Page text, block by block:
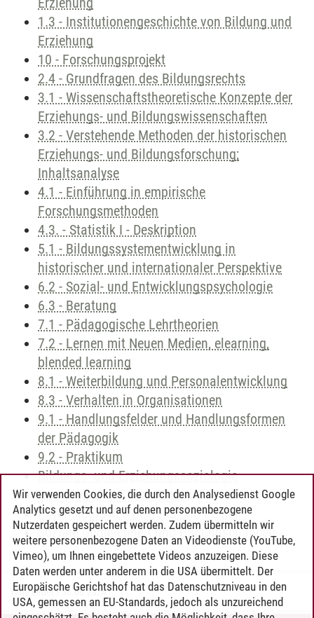
1.3 - Institutionengeschichte von Bildung und
Erziehung
10 - Forschungsprojekt
2.4 - Grundfragen des Bildungsrechts
3.1 - Wissenschaftstheoretische Konzepte der
Erziehungs- und Bildungswissenschaften
3.2 - Verstehende Methoden der historischen
Erziehungs- und Bildungsforschung;
Inhaltsanalyse
4.1 - Einführung in empirische
Forschungsmethoden
4.3. - Statistik I - Deskription
5.1 - Bildungssystementwicklung in
historischer und internationaler Perspektive
6.2 - Sozial- und Entwicklungspsychologie
6.3 - Beratung
7.1 - Pädagogische Lehrtheorien
7.2 - Lernen mit Neuen Medien, elearning,
blended learning
8.1 - Weiterbildung und Personalentwicklung
8.3 - Verhalten in Organisationen
9.1 - Handlungsfelder und Handlungsformen
der Pädagogik
9.2 - Praktikum
Bildungs- und Erziehungssoziologie
Grundlagen der Soziologie
Psychologie des Lehrens und Lernens
Soziale Ungleichheit und Bildungschancen
Timo Leder/30.06.2024
Wir verwenden Cookies, die durch den Analysedienst Google
Analytics gesetzt und auf denen personenbezogene
Nutzerdaten gespeichert werden. Zudem übermitteln wir
weitere personenbezogene Daten an Videodienste (YouTube,
Vimeo), um Ihnen eingebettete Videos anzuzeigen. Diese
Daten werden unter anderem in die USA übermittelt. Der
Europäische Gerichtshof hat das Datenschutzniveau in den
USA, gemessen an EU-Standards, jedoch als unzureichend